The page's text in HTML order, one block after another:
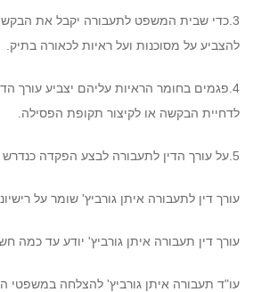
3.כדי שבית המשפט לתעבורה יקבל את
להצביע על מסוכנות ועל ראיות לכאורה בתיק.
4.פגמים בחומר הראיות עליהם יצביע עורך
לדחיית הבקשה או לקיצור תקופת הפסילה.
5.על עורך הדין לתעבורה לבצע הפקדה כנדרש בתיקים אלו.
עורך דין לתעבורה איתן גורביץ' שומר על
עורך דין תעבורה איתן גורביץ' יודע עד כמה
עו"ד תעבורה איתן גורביץ' להצלחה במשפטי